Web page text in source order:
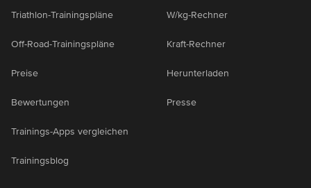
Triathlon-Trainingspläne
Off-Road-Trainingspläne
Preise
Bewertungen
Trainings-Apps vergleichen
Trainingsblog
W/kg-Rechner
Kraft-Rechner
Herunterladen
Presse